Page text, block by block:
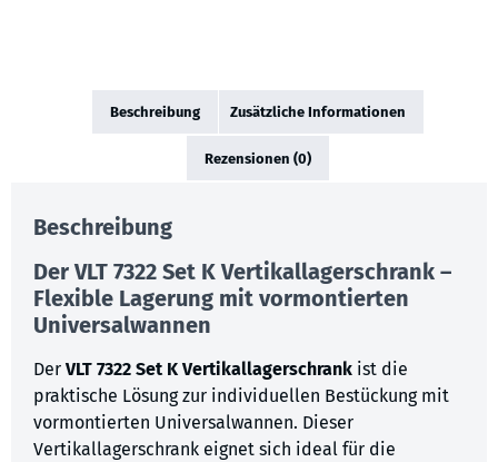
Beschreibung Zusätzliche Informationen
Rezensionen (0)
Beschreibung
Der VLT 7322 Set K Vertikallagerschrank –
Flexible Lagerung mit vormontierten
Universalwannen
Der VLT 7322 Set K Vertikallagerschrank ist die
praktische Lösung zur individuellen Bestückung mit
vormontierten Universalwannen. Dieser
Vertikallagerschrank eignet sich ideal für die